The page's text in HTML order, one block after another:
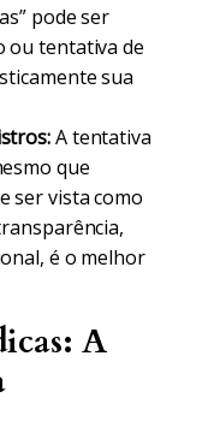
pode ser
ou tentativa de
sua
A tentativa
que
ser vista como
é o melhor
A